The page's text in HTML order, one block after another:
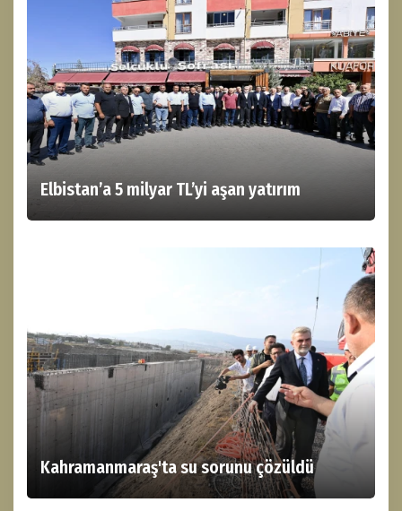
Elbistan’a 5 milyar TL’yi aşan yatırım
Kahramanmaraş'ta su sorunu çözüldü